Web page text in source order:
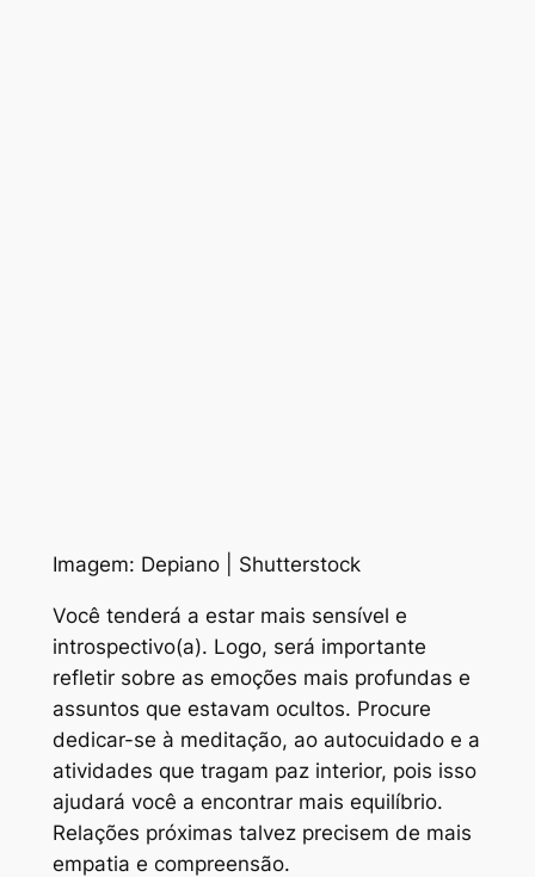
Imagem: Depiano | Shutterstock
Você tenderá a estar mais sensível e
introspectivo(a). Logo, será importante
refletir sobre as emoções mais profundas e
assuntos que estavam ocultos. Procure
dedicar-se à meditação, ao autocuidado e a
atividades que tragam paz interior, pois isso
ajudará você a encontrar mais equilíbrio.
Relações próximas talvez precisem de mais
empatia e compreensão.